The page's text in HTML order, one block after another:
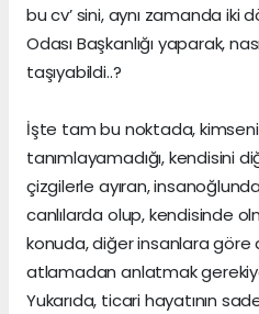
bu cv’ sini, aynı zamanda iki
Odası Başkanlığı yaparak,
taşıyabildi..?
İşte tam bu noktada,
tanımlayamadığı, kendisini
çizgilerle ayıran,
canlılarda olup, kendisinde
konuda, diğer insanlara göre
atlamadan anlatmak
Yukarıda, ticari hayatının